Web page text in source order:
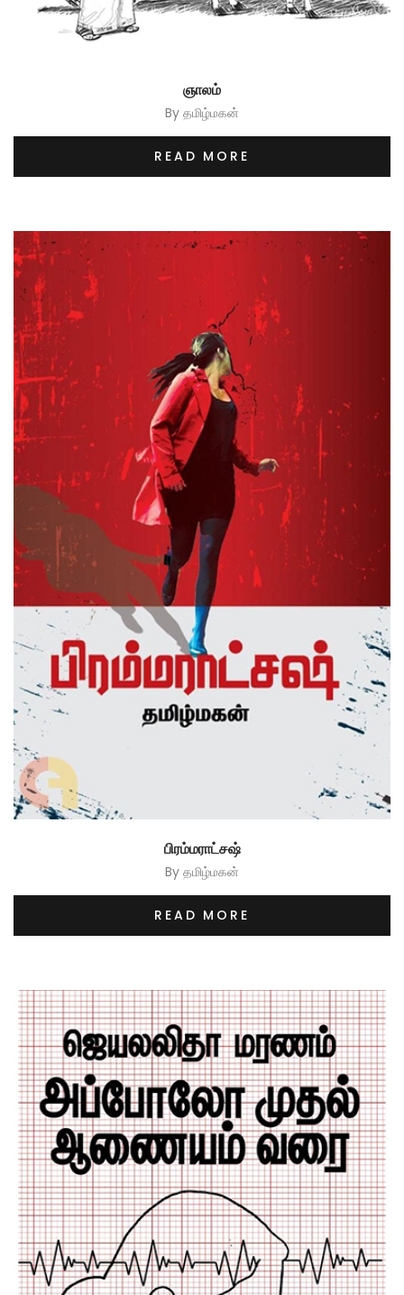
ஞாலம்
By தமிழ்மகன்
READ MORE
பிரம்மராட்சஷ்
By தமிழ்மகன்
READ MORE